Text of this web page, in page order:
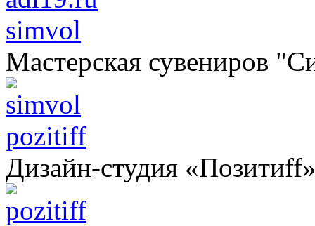
simvol
Мастерская сувениров
pozitiff
Дизайн-студия